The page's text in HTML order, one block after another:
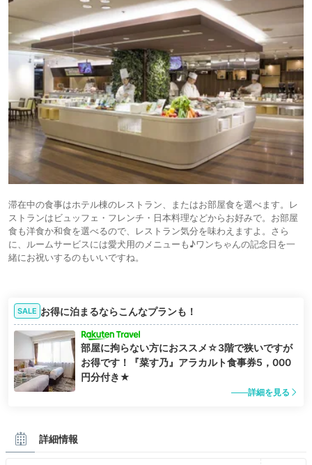
滞在中の食事はホテル棟のレストラン、またはお部屋食を選べます。レ
ストランはビュッフェ・フレンチ・日本料理などからお好みで。お部屋
食も洋食か和食を選べるので、レストラン気分を味わえますよ。さら
に、ルームサービスには愛犬用のメニューも♪ワンちゃんの記念日を一
緒にお祝いするのもいいですね。
SALE お得に泊まるならこんなプランも！
部屋に拘らない方におススメ☆3階で狭いですが
お得です！『菜す乃』アラカルト食事券5，000
円分付き★
詳細を見る
詳細情報